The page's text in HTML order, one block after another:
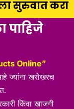
सुरुवात करा
पाहिजे
Online”
ज्यांना खरोखरच
किंवा खाजगी